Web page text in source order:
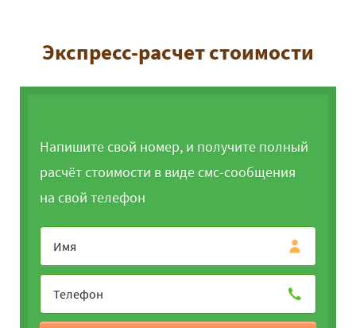
Экспресс-расчет стоимости
Напишите свой номер, и получите полный
расчёт стоимости в виде смс-сообщения
на свой телефон